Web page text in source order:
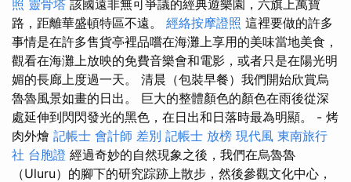
照 靈骨塔 該國遠非無可爭議的經典遊樂園，六旗上萬寶
路，距離華盛頓特區不遠。 經絡按摩證照 這裡要做的許多
事情是在許多售貨亭裡品嚐在海灘上享用的美味當地美食，
觀看在海灘上放映的免費音樂會和電影，或者只是在陽光明
媚的長廊上度過一天。 清晨（包裝早餐）我們開始欣賞烏
魯魯風景如畫的日出。 巨大的整體顏色的顏色在雨後從深
處延伸到閃閃發光的黑色，在日出和日落時最為明顯。 - 烤
肉外燴 記帳士 會計師 差別 記帳士 放榜 現代風 東南旅行
社 台胞證 經過奇妙的自然現象之後，我們在烏魯魯
（Uluru）的腳下的研究踪跡上散步，然後參觀文化中心，